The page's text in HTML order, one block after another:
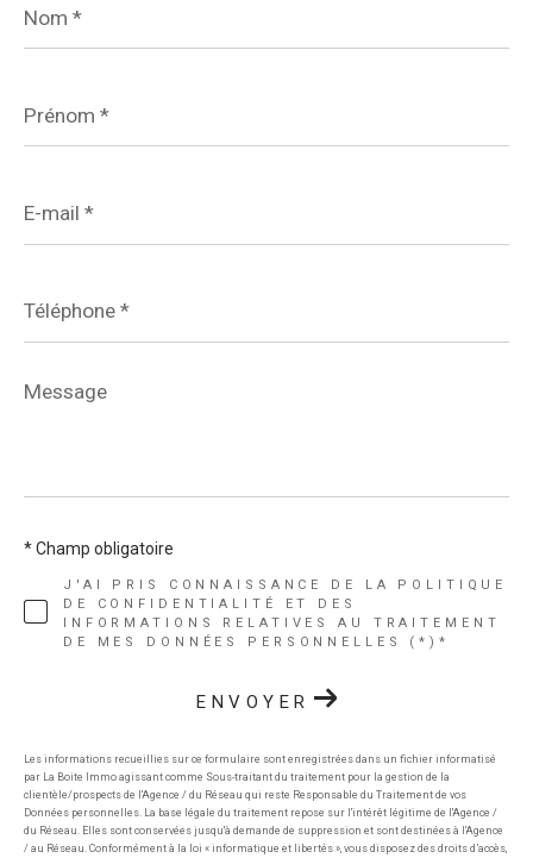
*
*
mail
*
*
Message
*
J'AI PRIS CONNAISSANCE DE LA POLITIQUE
DE CONFIDENTIALITÉ ET DES
INFORMATIONS RELATIVES AU TRAITEMENT
DE MES DONNÉES PERSONNELLES (*)*
* Champ obligatoire
ENVOYER
Les informations recueillies sur ce formulaire sont enregistrées dans un fichier informatisé
par La Boite Immo agissant comme Sous-traitant du traitement pour la gestion de la
clientèle/prospects de l'Agence / du Réseau qui reste Responsable du Traitement de vos
Données personnelles. La base légale du traitement repose sur l'intérêt légitime de l'Agence /
du Réseau. Elles sont conservées jusqu'à demande de suppression et sont destinées à l'Agence
/ au Réseau. Conformément à la loi « informatique et libertés », vous disposez des droits d’accès,